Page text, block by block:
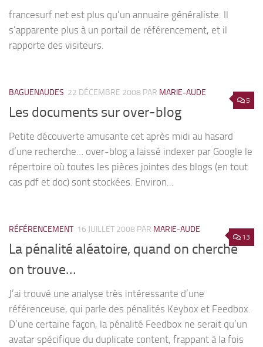
francesurf.net est plus qu’un annuaire généraliste. Il
s’apparente plus à un portail de référencement, et il
rapporte des visiteurs.
5
BAGUENAUDES 22 DÉCEMBRE 2008 PAR MARIE-AUDE
Les documents sur over-blog
Petite découverte amusante cet après midi au hasard
d’une recherche… over-blog a laissé indexer par Google le
répertoire où toutes les pièces jointes des blogs (en tout
cas pdf et doc) sont stockées. Environ...
13
RÉFÉRENCEMENT 16 JUILLET 2008 PAR MARIE-AUDE
La pénalité aléatoire, quand on cherche
on trouve…
J’ai trouvé une analyse très intéressante d’une
référenceuse, qui parle des pénalités Keybox et Feedbox.
D’une certaine façon, la pénalité Feedbox ne serait qu’un
avatar spécifique du duplicate content, frappant à la fois